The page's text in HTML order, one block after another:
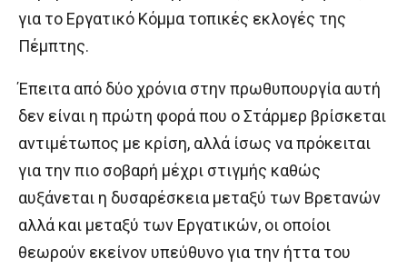
για το Εργατικό Κόμμα τοπικές εκλογές της
Πέμπτης.
Έπειτα από δύο χρόνια στην πρωθυπουργία αυτή
δεν είναι η πρώτη φορά που ο Στάρμερ βρίσκεται
αντιμέτωπος με κρίση, αλλά ίσως να πρόκειται
για την πιο σοβαρή μέχρι στιγμής καθώς
αυξάνεται η δυσαρέσκεια μεταξύ των Βρετανών
αλλά και μεταξύ των Εργατικών, οι οποίοι
θεωρούν εκείνον υπεύθυνο για την ήττα του